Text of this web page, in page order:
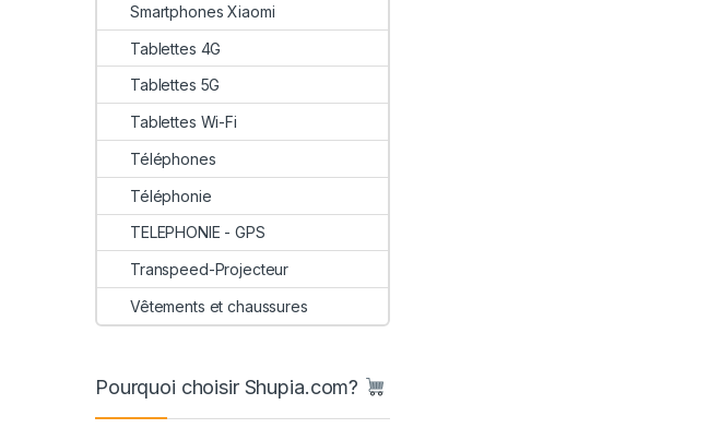
Smartphones Xiaomi
Tablettes 4G
Tablettes 5G
Tablettes Wi-Fi
Téléphones
Téléphonie
TELEPHONIE - GPS
Transpeed-Projecteur
Vêtements et chaussures
Pourquoi choisir Shupia.com?